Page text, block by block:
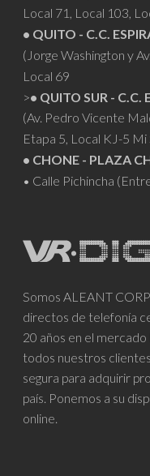
Local 71, Local 103,
• QUITO - C.C.
(Jorge Washington y
Local 69
>• QUITO SUR - C.C.
(Av. Pedro Vicente
Etapa 5, Local KJ-5
• CHONE - PLAZA
• Calle Pichincha
Somos ALEANT
directos de telefonía
20 años en el
todos nuestros
segura para adquirir
país. Ponemos a su
online.